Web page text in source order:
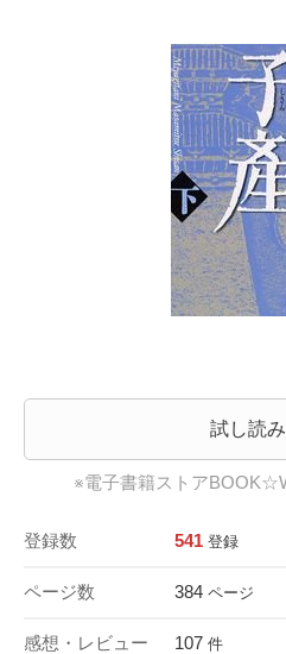
試し読
※電子書籍ストア
登録数 541 登録
ページ数 384 ページ
感想・レビュー 107 件